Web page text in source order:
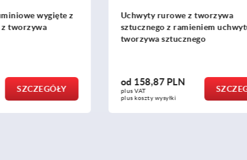
wygięte z
tworzywa
SZCZEGÓŁY
Uchwyty rurowe z tworzywa
sztucznego z ramieniem
tworzywa sztucznego
od 158,87 PLN
plus VAT
plus koszty wysyłki